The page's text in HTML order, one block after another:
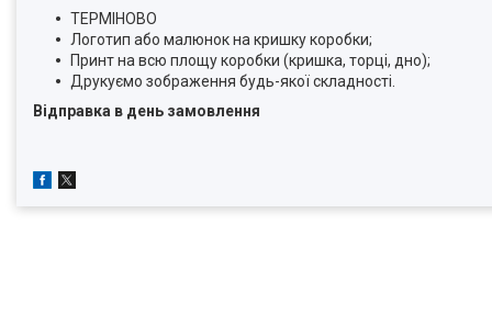
ТЕРМІНОВО
Логотип або малюнок на кришку коробки;
Принт на всю площу коробки (кришка, торці, дно);
Друкуємо зображення будь-якої складності.
Відправка в день замовлення